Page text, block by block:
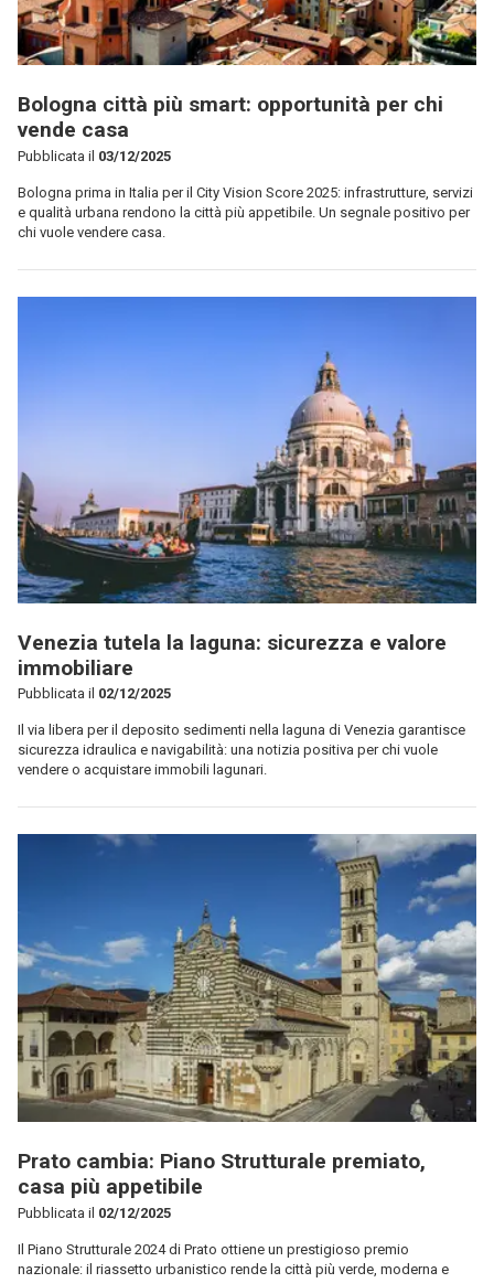
Bologna città più smart: opportunità per chi
vende casa
Pubblicata il 03/12/2025
Bologna prima in Italia per il City Vision Score 2025: infrastrutture, servizi
e qualità urbana rendono la città più appetibile. Un segnale positivo per
chi vuole vendere casa.
Venezia tutela la laguna: sicurezza e valore
immobiliare
Pubblicata il 02/12/2025
Il via libera per il deposito sedimenti nella laguna di Venezia garantisce
sicurezza idraulica e navigabilità: una notizia positiva per chi vuole
vendere o acquistare immobili lagunari.
Prato cambia: Piano Strutturale premiato,
casa più appetibile
Pubblicata il 02/12/2025
Il Piano Strutturale 2024 di Prato ottiene un prestigioso premio
nazionale: il riassetto urbanistico rende la città più verde, moderna e